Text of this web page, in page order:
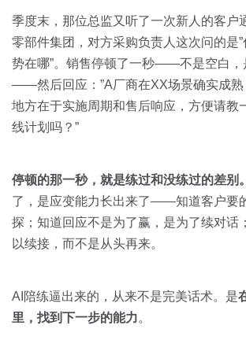
季度末，那位总监又听了一次新人的客户
零部件集团，对方采购负责人这次问的是
势在哪”。销售停顿了一秒——不是空白，
——然后回应：”A厂商在XX场景确实成熟
地方在于实施周期和售后响应，方便请教
线计划吗？”
停顿的那一秒，就是练过和没练过的差别。
了，是应变能力长出来了——知道客户要
探；知道回应不是为了赢，是为了续对话
以续接，而不是从头再来。
AI陪练逼出来的，从来不是完美话术。是
里，找到下一步的能力。